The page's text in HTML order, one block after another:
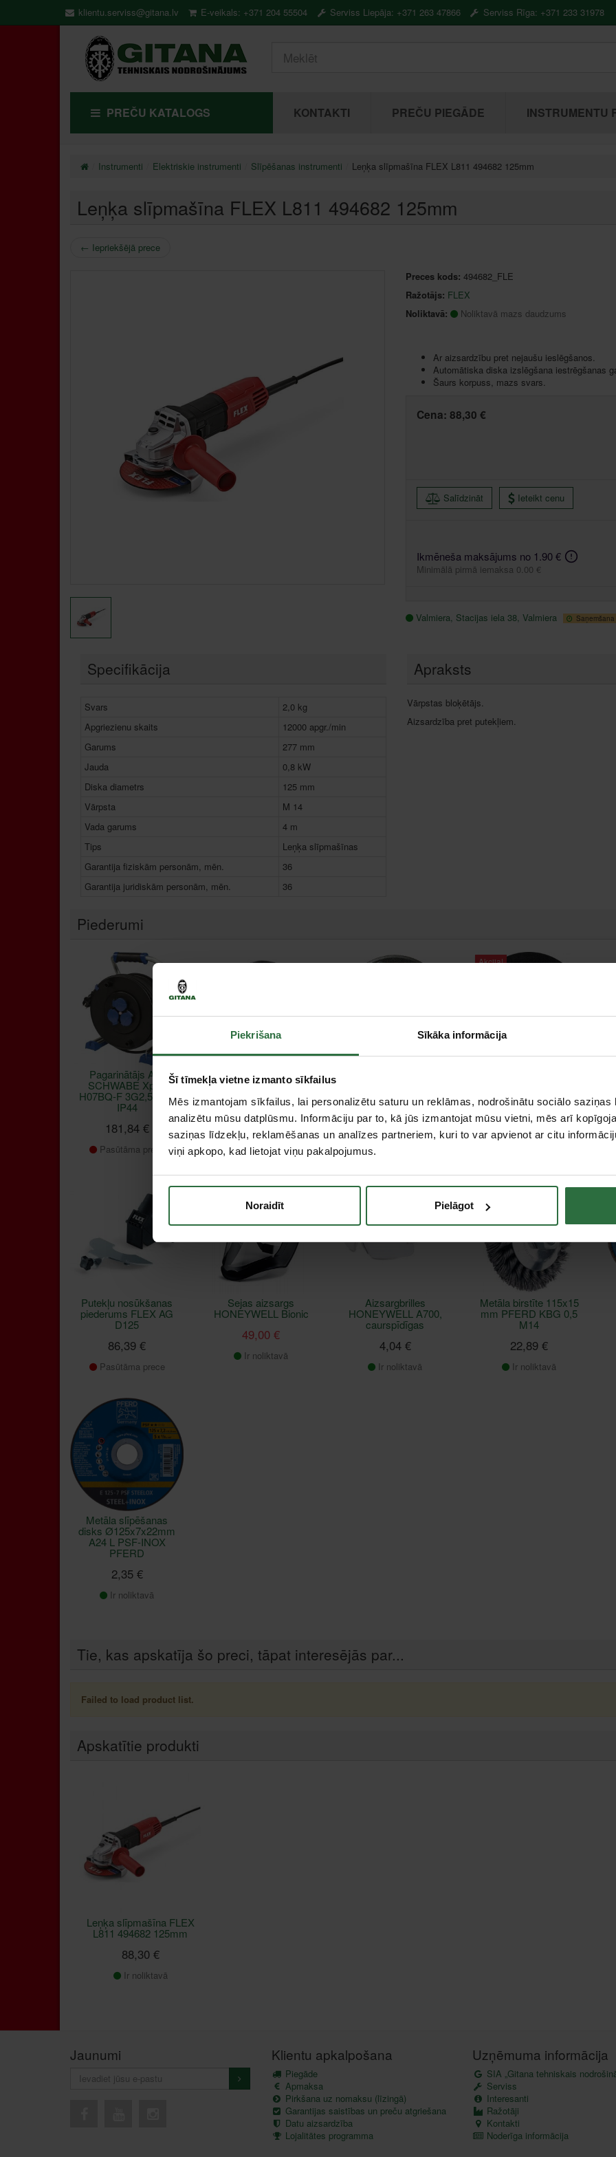
Piekrišana Sīkāka informācija
Šī tīmekļa vietne izmanto sīkfailus
Mēs izmantojam sīkfailus, lai personalizētu saturu un reklāmas, nodrošinātu sociālo
analizētu mūsu datplūsmu. Informāciju par to, kā jūs izmantojat mūsu vietni, mēs arī
saziņas līdzekļu, reklamēšanas un analīzes partneriem, kuri to var apvienot ar citu
viņi apkopo, kad lietojat viņu pakalpojumus.
Noraidīt Pielāgot
klientu.serviss@gitana.lv E-veikals: +371 204 55504 Serviss Liepāja: +371 263 47866 Serviss Rīga: +371 233 31978
PREČU KATALOGS KONTAKTI PREČU PIEGĀDE INSTRUMENTU
Instrumenti Elektriskie instrumenti Slīpēšanas instrumenti Leņķa slīpmašīna FLEX L811 494682 125mm
Leņķa slīpmašīna FLEX L811 494682 125mm
← Iepriekšējā prece
Preces kods: 494682_FLE
Ražotājs: FLEX
Noliktavā:
Noliktavā mazs daudzums
Ar aizsardzību pret nejaušu ieslēgšanos.
Automātiska diska izslēgšana iestrēgšanas
Šaurs korpuss, mazs svars.
Cena: 88,30 €
Salīdzināt Ieteikt cenu
Ikmēneša maksājums no 1.90 €
Minimālā pirmā iemaksa 0.00 €
Valmiera, Stacijas iela 38, Valmiera
Apraksts
Vārpstas bloķētājs.
Aizsardzība pret putekļiem.
Specifikācija
Svars
2,0 kg
Apgriezienu skaits
12000 apgr./min
Garums
277 mm
Jauda
0,8 kW
Diska diametrs
125 mm
Vārpsta
M 14
Vada garums
4 m
Tips
Leņķa slīpmašīnas
Garantija fiziskām personām, mēn.
36
Garantija juridiskām personām, mēn.
36
Piederumi
Pagarinātājs AS-
SCHWABE Xpert
H07BQ-F 3G2,5 40m
IP44
181,84 €
Pasūtāma prece
Austiņas
HONEYWELL
Verishield VS110 SNR
27dB
26,90 €
Ir noliktavā
WA46 SBF T-1 INOX
0,93 €
Pasūtāma prece
Akcija!
60 P Inox-BOX
1,09 €
Ir noliktavā
Putekļu nosūkšanas
piederums FLEX AG
D125
86,39 €
Pasūtāma prece
Akcija!
Sejas aizsargs
HONEYWELL Bionic
49,00 €
Ir noliktavā
Aizsargbrilles
HONEYWELL A700,
caurspīdīgas
4,04 €
Ir noliktavā
Metāla birstīte 115x15
mm PFERD KBG 0,5
M14
22,89 €
Ir noliktavā
Metāla slīpēšanas
disks Ø125x7x22mm
A24 L PSF-INOX
PFERD
2,35 €
Ir noliktavā
Tie, kas apskatīja šo preci, tāpat interesējās par...
Failed to load product list.
Apskatītie produkti
Leņķa slīpmašīna FLEX
L811 494682 125mm
88,30 €
Ir noliktavā
Jaunumi Klientu apkalpošana
Piegāde
Apmaksa
Pirkšana uz nomaksu (līzingā)
Garantijas saistības un preču atgriešana
Datu aizsardzība
Lojalitātes programma
Uzņēmuma informācija
SIA „Gitana tehniskais
Serviss
Interesanti
Ražotāji
Kontakti
Noderīga informācija